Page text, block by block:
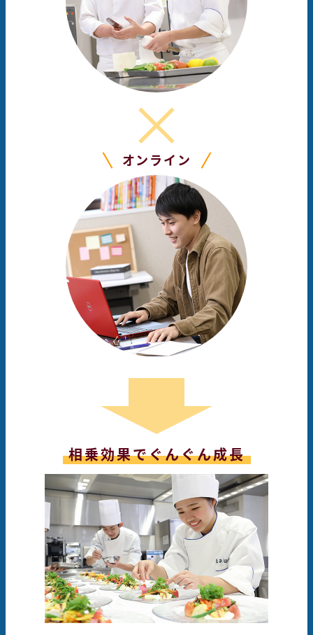
オンライン
相乗効果でぐんぐん成長